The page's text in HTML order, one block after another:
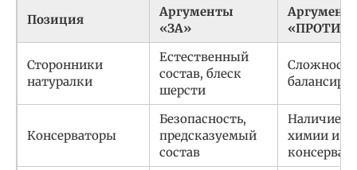
Позиция
Аргументы
«ЗА»
«ПРОТИВ»
Сторонники
натуралки
Естественный
состав, блеск
шерсти
Сложность
Консерваторы
Безопасность,
предсказуемый
состав
Наличие
химии и